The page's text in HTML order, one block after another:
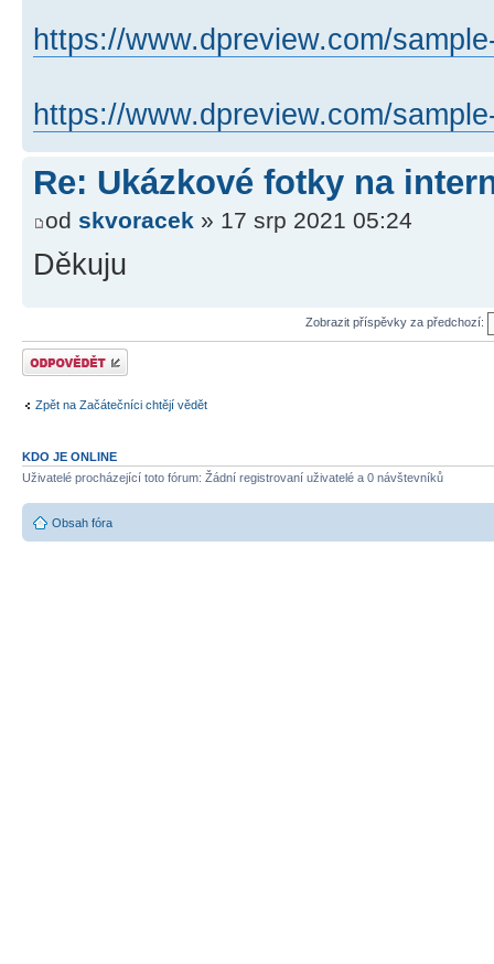
https://www.dpreview.com/
https://www.dpreview.com/
Re: Ukázkové fotky na
od skvoracek » 17 srp 2021 05:24
Děkuju
Zobrazit příspěvky za předchozí:
Odeslat odpověď
Zpět na Začátečníci chtějí vědět
KDO JE ONLINE
Uživatelé procházející toto fórum: Žádní registrovaní uživatelé a 0 návštevníků
Obsah fóra